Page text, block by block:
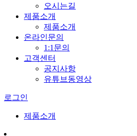
오시는길
제품소개
제품소개
온라인문의
1:1문의
고객센터
공지사항
유튜브동영상
로그인
제품소개